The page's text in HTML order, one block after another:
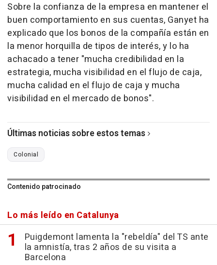
Sobre la confianza de la empresa en mantener el
buen comportamiento en sus cuentas, Ganyet ha
explicado que los bonos de la compañía están en
la menor horquilla de tipos de interés, y lo ha
achacado a tener "mucha credibilidad en la
estrategia, mucha visibilidad en el flujo de caja,
mucha calidad en el flujo de caja y mucha
visibilidad en el mercado de bonos".
Últimas noticias sobre estos temas
Colonial
Contenido patrocinado
Lo más leído en Catalunya
Puigdemont lamenta la "rebeldía" del TS ante
la amnistía, tras 2 años de su visita a
Barcelona